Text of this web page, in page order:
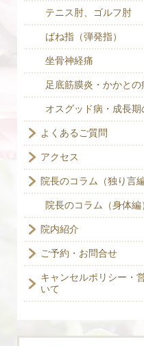
テニス肘、ゴルフ肘
ばね指（弾発指）
坐骨神経痛
足底筋膜炎・かかとの
オスグッド病・成長期
よくあるご質問
アクセス
院長のコラム（独り言編
院長のコラム（身体編
院内紹介
ご予約・お問合せ
キャンセルポリシー・
いて